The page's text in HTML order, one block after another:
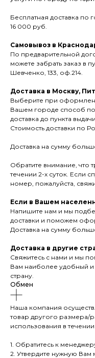
Бесплатная доставка по
16 000 руб.
Самовывоз в
По предварительной
можете забрать заказ в
Шевченко, 133, оф.214.
Доставка в Москву,
Выберите при
Вашем городе способ
доставка до пункта
Стоимость доставки по
Доставка на сумму
Обратите внимание, что
течении 2-х суток. Если
номер, пожалуйста,
Если в Вашем
Напишите нам и мы
доставки и поможем
Доставка на сумму
Доставка в другие
Свяжитесь с нами и мы
Вам наиболее удобный и
страну.
Обмен
Наша компания
товар другого размера/
использования в
1. Обратитесь к
2. Утвердите нужную Вам